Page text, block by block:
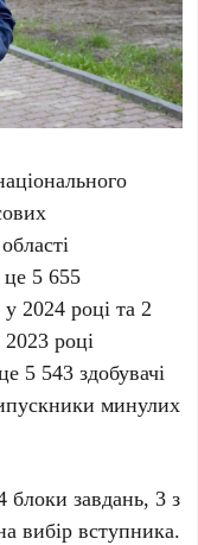
це 5 655
у 2024 році та 2
році
5 543 здобувачі
минулих
завдань, 3 з
вибір вступника.